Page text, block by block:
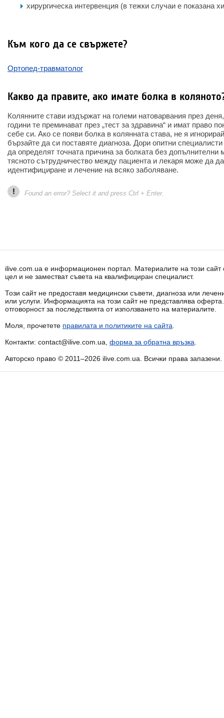
хирургическа интервенция (в тежки случаи е показана
Към кого да се свържете?
Ортопед-травматолог
Какво да правите, ако имате болка в
Колянните стави издържат на големи натоварвания през
години те преминават през „тест за здравина“ и имат право
себе си. Ако се появи болка в колянната става, не я
бързайте да си поставяте диагноза. Дори опитни
да определят точната причина за болката без
тясното сътрудничество между пациента и лекаря може да
идентифициране и лечение на всяко заболяване.
! Found an error? Select it and press Ctrl + Enter.
ilive.com.ua е информационен портал. Материалите на този
цел и не заместват съвета на квалифициран специалист.
Този сайт не предоставя медицински съвети, диагноза или
или услуги. Информацията на този сайт не представлява
отговорност за последствията от използването на материалите.
Моля, прочетете правилата и политиките на сайта
Контакти: contact@ilive.com.ua, форма за обратна връзка
Авторско право © 2011–2026 ilive.com.ua. Всички права запазени.